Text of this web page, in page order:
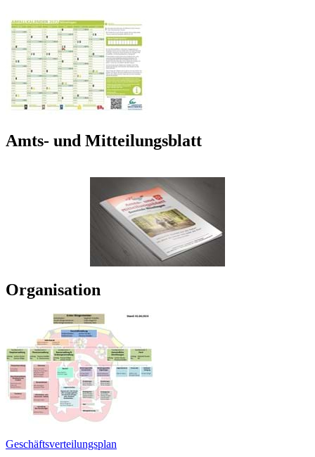
Amts- und Mitteilungsblatt
Organisation
Geschäftsverteilungsplan